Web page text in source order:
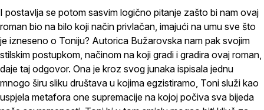
I postavlja se potom sasvim logično pitanje zašto bi nam ovaj
roman bio na bilo koji način privlačan, imajući na umu sve što
je izneseno o Toniju? Autorica Bužarovska nam pak svojim
stilskim postupkom, načinom na koji gradi i gradira ovaj roman,
daje taj odgovor. Ona je kroz svog junaka ispisala jednu
mnogo širu sliku društava u kojima egzistiramo, Toni služi kao
uspjela metafora one supremacije na kojoj počiva sva bijeda